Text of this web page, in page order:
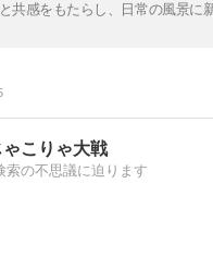
共感をもたらし、日常の風景に
こりゃ大戦
索の不思議に迫ります